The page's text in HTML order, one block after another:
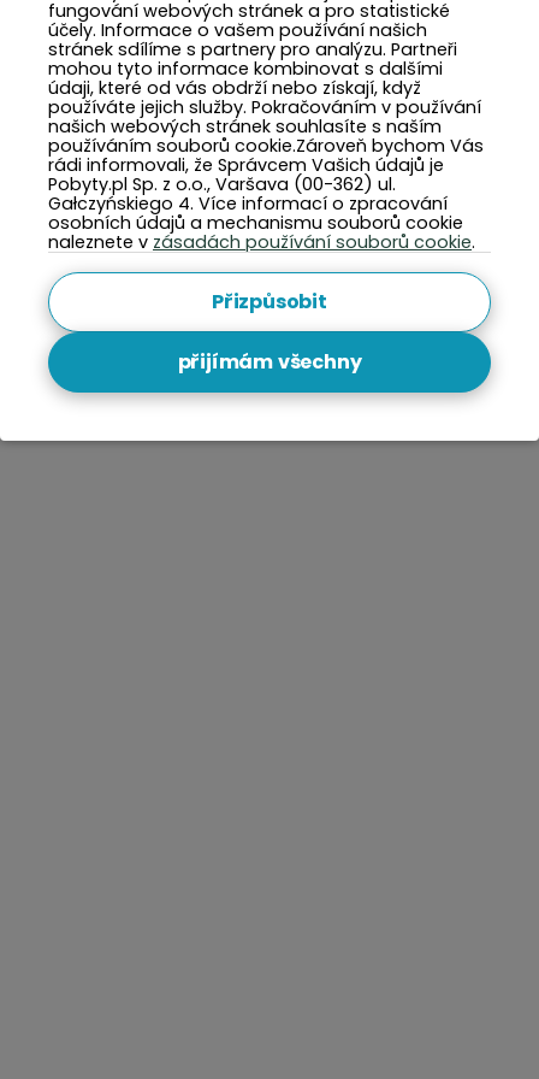
fungování webových stránek a pro statistické
účely. Informace o vašem používání našich
stránek sdílíme s partnery pro analýzu. Partneři
mohou tyto informace kombinovat s dalšími
údaji, které od vás obdrží nebo získají, když
používáte jejich služby. Pokračováním v používání
našich webových stránek souhlasíte s naším
používáním souborů cookie.Zároveň bychom Vás
rádi informovali, že Správcem Vašich údajů je
Pobyty.pl Sp. z o.o., Varšava (00-362) ul.
Gałczyńskiego 4. Více informací o zpracování
osobních údajů a mechanismu souborů cookie
naleznete v zásadách používání souborů cookie.
Přizpůsobit
přijímám všechny